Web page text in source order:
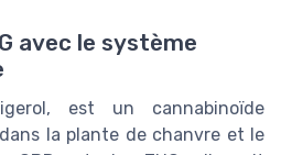
avec le système
est un cannabinoïde
la plante de chanvre et le